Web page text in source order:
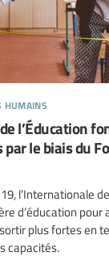
l’Éducation
le biais du
l’Internationale
d’éducation
plus fortes en
capacités.